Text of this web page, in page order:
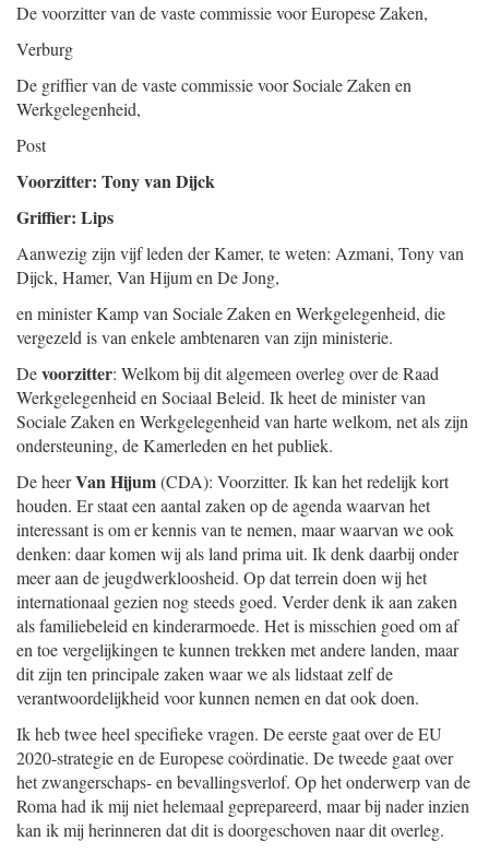
De voorzitter van de vaste commissie voor Europese Zaken,
Verburg
De griffier van de vaste commissie voor Sociale Zaken en
Werkgelegenheid,
Post
Voorzitter: Tony van Dijck
Griffier: Lips
Aanwezig zijn vijf leden der Kamer, te weten: Azmani, Tony van
Dijck, Hamer, Van Hijum en De Jong,
en minister Kamp van Sociale Zaken en Werkgelegenheid, die
vergezeld is van enkele ambtenaren van zijn ministerie.
Devoorzitter: Welkom bij dit algemeen overleg over de Raad
Werkgelegenheid en Sociaal Beleid. Ik heet de minister van
Sociale Zaken en Werkgelegenheid van harte welkom, net als zijn
ondersteuning, de Kamerleden en het publiek.
De heerVan Hijum(CDA): Voorzitter. Ik kan het redelijk kort
houden. Er staat een aantal zaken op de agenda waarvan het
interessant is om er kennis van te nemen, maar waarvan we ook
denken: daar komen wij als land prima uit. Ik denk daarbij onder
meer aan de jeugdwerkloosheid. Op dat terrein doen wij het
internationaal gezien nog steeds goed. Verder denk ik aan zaken
als familiebeleid en kinderarmoede. Het is misschien goed om af
en toe vergelijkingen te kunnen trekken met andere landen, maar
dit zijn ten principale zaken waar we als lidstaat zelf de
verantwoordelijkheid voor kunnen nemen en dat ook doen.
Ik heb twee heel specifieke vragen. De eerste gaat over de EU
2020-strategie en de Europese coördinatie. De tweede gaat over
het zwangerschaps- en bevallingsverlof. Op het onderwerp van de
Roma had ik mij niet helemaal geprepareerd, maar bij nader inzien
kan ik mij herinneren dat dit is doorgeschoven naar dit overleg.